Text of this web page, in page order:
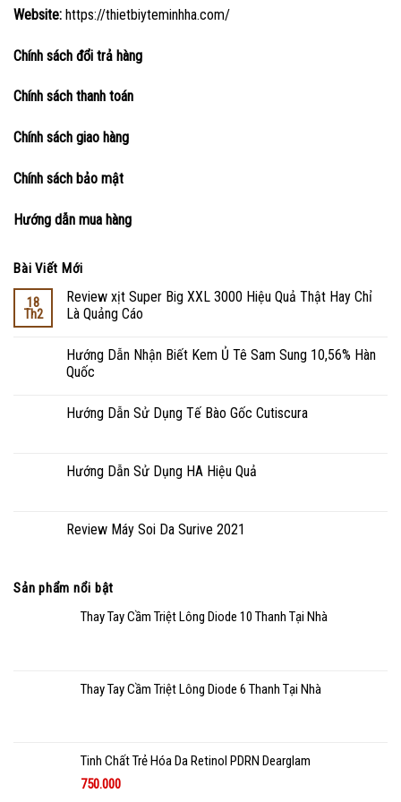
Website: https://thietbiyteminhha.com/
Chính sách đổi trả hàng
Chính sách thanh toán
Chính sách giao hàng
Chính sách bảo mật
Hướng dẫn mua hàng
Bài Viết Mới
18
Th2
Review xịt Super Big XXL 3000 Hiệu Quả Thật Hay Chỉ
Là Quảng Cáo
Hướng Dẫn Nhận Biết Kem Ủ Tê Sam Sung 10,56% Hàn
Quốc
Hướng Dẫn Sử Dụng Tế Bào Gốc Cutiscura
Hướng Dẫn Sử Dụng HA Hiệu Quả
Review Máy Soi Da Surive 2021
Sản phẩm nổi bật
Thay Tay Cầm Triệt Lông Diode 10 Thanh Tại Nhà
Thay Tay Cầm Triệt Lông Diode 6 Thanh Tại Nhà
Tinh Chất Trẻ Hóa Da Retinol PDRN Dearglam
750.000